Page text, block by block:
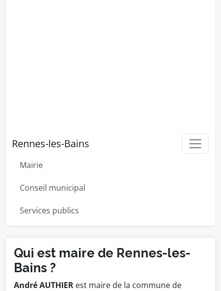
Rennes-les-Bains
Mairie
Conseil municipal
Services publics
Qui est maire de Rennes-les-
Bains ?
André AUTHIER est maire de la commune de